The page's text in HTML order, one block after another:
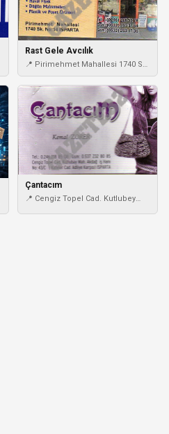
Rast Gele Avcılık
📍 Pirimehmet Mahallesi 1740 Sk.
No: 14
Çantacım
📍 Cengiz Topel Cad. Kutlubey